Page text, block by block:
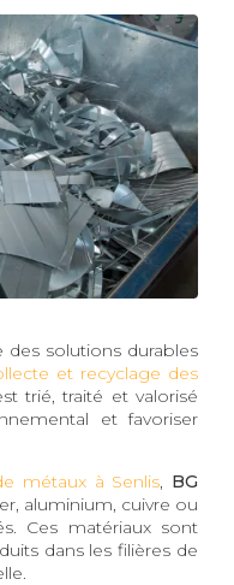
solutions durables
et recyclage des
trié, traité et valorisé
et favoriser
métaux à Senlis, BG
aluminium, cuivre ou
Ces matériaux sont
dans les filières de